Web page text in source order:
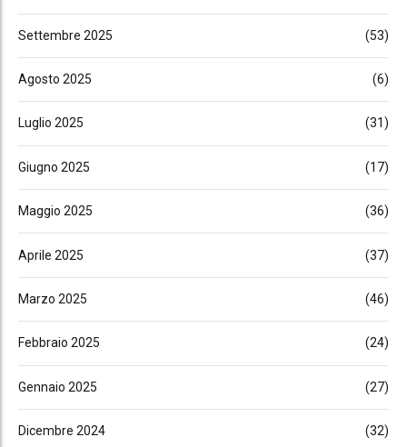
Settembre 2025 (53)
Agosto 2025 (6)
Luglio 2025 (31)
Giugno 2025 (17)
Maggio 2025 (36)
Aprile 2025 (37)
Marzo 2025 (46)
Febbraio 2025 (24)
Gennaio 2025 (27)
Dicembre 2024 (32)